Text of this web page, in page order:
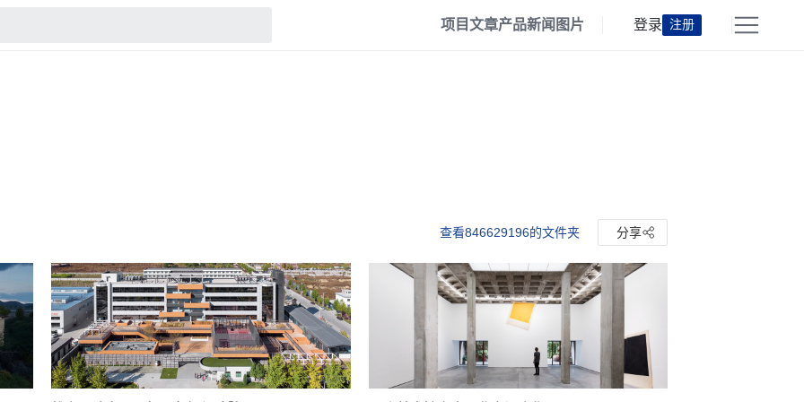
项目文章产品新闻 图片 登录 注册
查看846629196的文件夹 分享